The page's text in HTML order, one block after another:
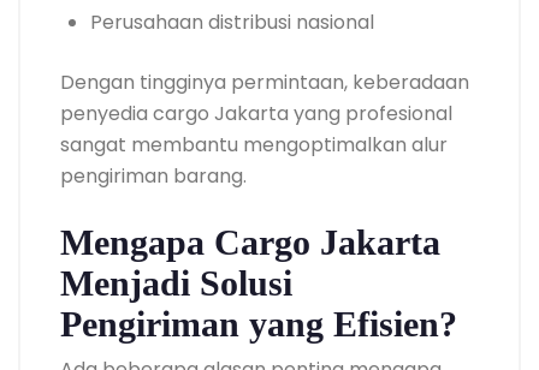
Perusahaan distribusi nasional
Dengan tingginya permintaan, keberadaan
penyedia cargo Jakarta yang profesional
sangat membantu mengoptimalkan alur
pengiriman barang.
Mengapa Cargo Jakarta
Menjadi Solusi
Pengiriman yang Efisien?